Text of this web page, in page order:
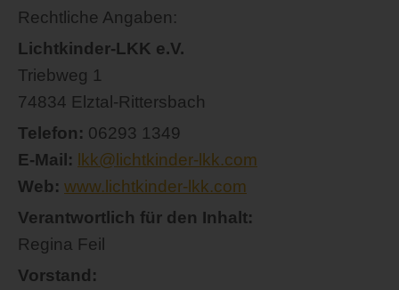
Rechtliche Angaben:
Lichtkinder-LKK e.V.
Triebweg 1
74834 Elztal-Rittersbach
Telefon: 06293 1349
E-Mail: lkk@lichtkinder-lkk.com
Web: www.lichtkinder-lkk.com
Verantwortlich für den Inhalt:
Regina Feil
Vorstand: